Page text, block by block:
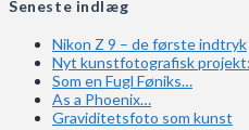
Seneste indlæg
Nikon Z 9 – de første indtryk
Nyt kunstfotografisk projekt:
Som en Fugl Føniks…
As a Phoenix…
Graviditetsfoto som kunst